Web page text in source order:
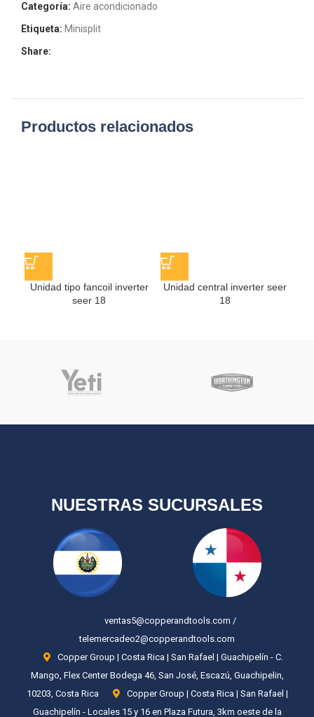
Categoría: Aire acondicionado
Etiqueta: Minisplit
Share:
Productos relacionados
Unidad tipo fancoil inverter
seer 18
Unidad central inverter seer
18
NUESTRAS SUCURSALES
ventas5@copperandtools.com /
telemercadeo2@copperandtools.com
Copper Group | Costa Rica | San Rafael | Guachipelín - C.
Mango, Flex Center Bodega 46, San José, Escazú, Guachipelin,
10203, Costa Rica
Copper Group | Costa Rica | San Rafael |
Guachipelín - Locales 15 y 16 en Plaza Futura, 3km oeste de la